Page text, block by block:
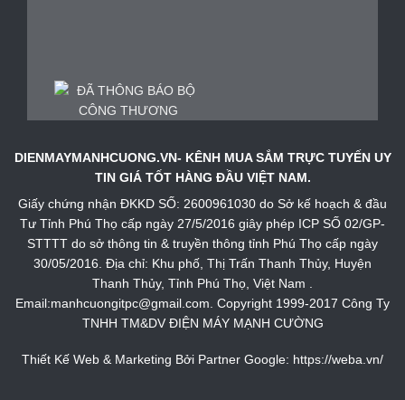
DIENMAYMANHCUONG.VN- KÊNH MUA SẮM TRỰC TUYẾN UY
TIN GIÁ TỐT HÀNG ĐẦU VIỆT NAM.
Giấy chứng nhận ĐKKD SỐ: 2600961030 do Sở kế hoạch & đầu
Tư Tỉnh Phú Thọ cấp ngày 27/5/2016 giây phép ICP SỐ 02/GP-
STTTT do sở thông tin & truyền thông tỉnh Phú Thọ cấp ngày
30/05/2016. Địa chỉ: Khu phố, Thị Trấn Thanh Thủy, Huyện
Thanh Thủy, Tỉnh Phú Thọ, Việt Nam .
Email:manhcuongitpc@gmail.com. Copyright 1999-2017 Công Ty
TNHH TM&DV ĐIỆN MÁY MẠNH CƯỜNG
Thiết Kế Web & Marketing Bởi Partner Google: https://weba.vn/